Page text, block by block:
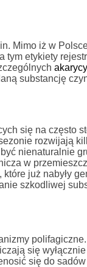
Mimo iż w
etykiety
substancję
się na często
rozwijają
nienaturalnie
w
już nabyły
szkodliwej
się
się do